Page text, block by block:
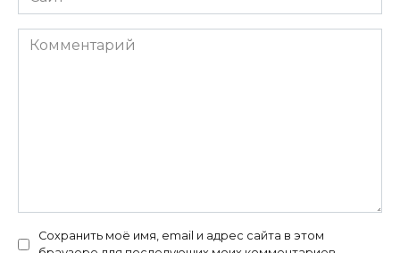
Комментарий
Сохранить моё имя, email и адрес сайта в этом